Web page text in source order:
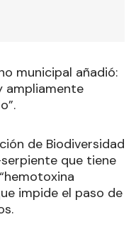
municipal añadió:
ampliamente
de Biodiversidad
que tiene
impide el paso de